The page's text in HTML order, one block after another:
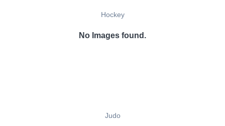
Hockey
No Images found.
Judo